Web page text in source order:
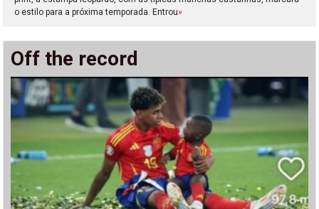
o estilo para a próxima temporada. Entrou»
Off the record